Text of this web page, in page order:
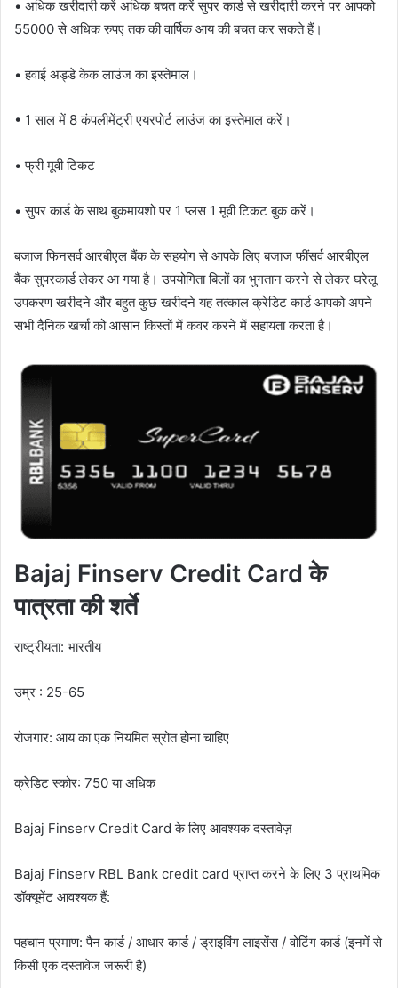
• अधिक खरीदारी करें अधिक बचत करें सुपर कार्ड से खरीदारी करने पर आपको
55000 से अधिक रुपए तक की वार्षिक आय की बचत कर सकते हैं।
• हवाई अड्डे केक लाउंज का इस्तेमाल।
• 1 साल में 8 कंपलीमेंट्री एयरपोर्ट लाउंज का इस्तेमाल करें।
• फ्री मूवी टिकट
• सुपर कार्ड के साथ बुकमायशो पर 1 प्लस 1 मूवी टिकट बुक करें।
बजाज फिनसर्व आरबीएल बैंक के सहयोग से आपके लिए बजाज फींसर्व आरबीएल
बैंक सुपरकार्ड लेकर आ गया है। उपयोगिता बिलों का भुगतान करने से लेकर घरेलू
उपकरण खरीदने और बहुत कुछ खरीदने यह तत्काल क्रेडिट कार्ड आपको अपने
सभी दैनिक खर्चा को आसान किस्तों में कवर करने में सहायता करता है।
Bajaj Finserv Credit Card के
पात्रता की शर्ते
राष्ट्रीयता: भारतीय
उम्र : 25-65
रोजगार: आय का एक नियमित स्रोत होना चाहिए
क्रेडिट स्कोर: 750 या अधिक
Bajaj Finserv Credit Card के लिए आवश्यक दस्तावेज़
Bajaj Finserv RBL Bank credit card प्राप्त करने के लिए 3 प्राथमिक
डॉक्यूमेंट आवश्यक हैं:
पहचान प्रमाण: पैन कार्ड / आधार कार्ड / ड्राइविंग लाइसेंस / वोटिंग कार्ड (इनमें से
किसी एक दस्तावेज जरूरी है)